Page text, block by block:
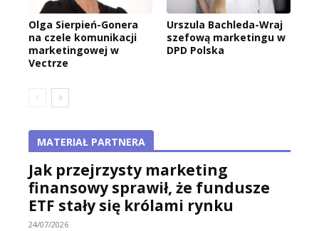
Olga Sierpień-Gonera
na czele komunikacji
marketingowej w
Vectrze
Urszula Bachleda-Wraj
szefową marketingu w
DPD Polska
MATERIAŁ PARTNERA
Jak przejrzysty marketing
finansowy sprawił, że fundusze
ETF stały się królami rynku
24/07/2026